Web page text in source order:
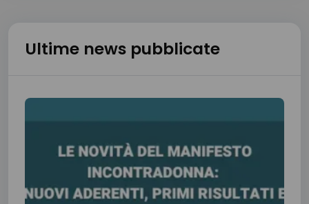
Ultime news pubblicate